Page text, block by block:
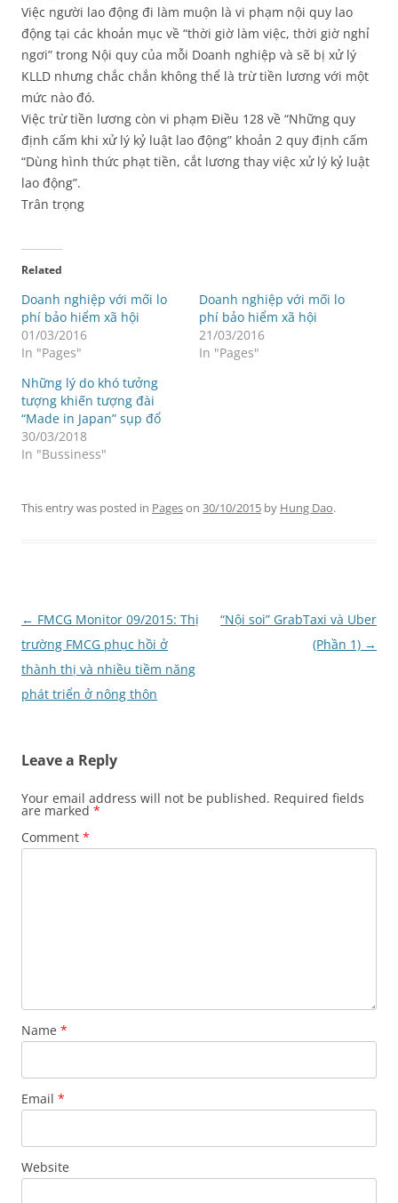
Việc người lao động đi làm muộn là vi phạm nội quy lao
động tại các khoản mục về “thời giờ làm việc, thời giờ nghỉ
ngơi” trong Nội quy của mỗi Doanh nghiệp và sẽ bị xử lý
KLLD nhưng chắc chắn không thể là trừ tiền lương với một
mức nào đó.
Việc trừ tiền lương còn vi phạm Điều 128 về “Những quy
định cấm khi xử lý kỷ luật lao động” khoản 2 quy định cấm
“Dùng hình thức phạt tiền, cắt lương thay việc xử lý kỷ luật
lao động”.
Trân trọng
Related
Doanh nghiệp với mối lo
phí bảo hiểm xã hội
01/03/2016
In "Pages"
Doanh nghiệp với mối lo
phí bảo hiểm xã hội
21/03/2016
In "Pages"
Những lý do khó tưởng
tượng khiến tượng đài
“Made in Japan” sụp đổ
30/03/2018
In "Bussiness"
This entry was posted in Pageson 30/10/2015 by Hung Dao.
Post
navigation
← FMCG Monitor 09/2015: Thị
trường FMCG phục hồi ở
thành thị và nhiều tiềm năng
phát triển ở nông thôn
“Nội soi” GrabTaxi và Uber
(Phần 1) →
Leave a Reply
Your email address will not be published. Required fields
are marked *
Comment *
Name *
Email *
Website